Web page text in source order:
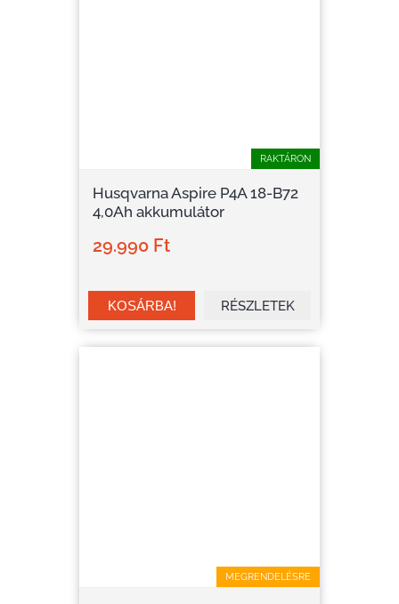
RAKTÁRON
Husqvarna Aspire P4A 18-B72
4,0Ah akkumulátor
29.990 Ft
RÉSZLETEK
MEGRENDELÉSRE